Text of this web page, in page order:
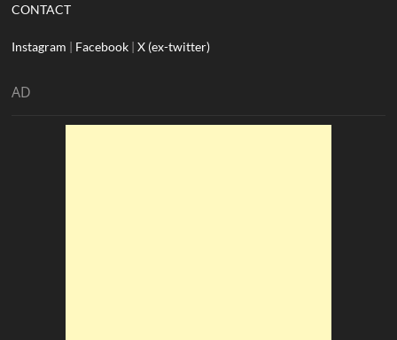
CONTACT
Instagram | Facebook |X (ex-twitter)
AD